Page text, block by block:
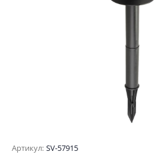
Артикул: SV-57915